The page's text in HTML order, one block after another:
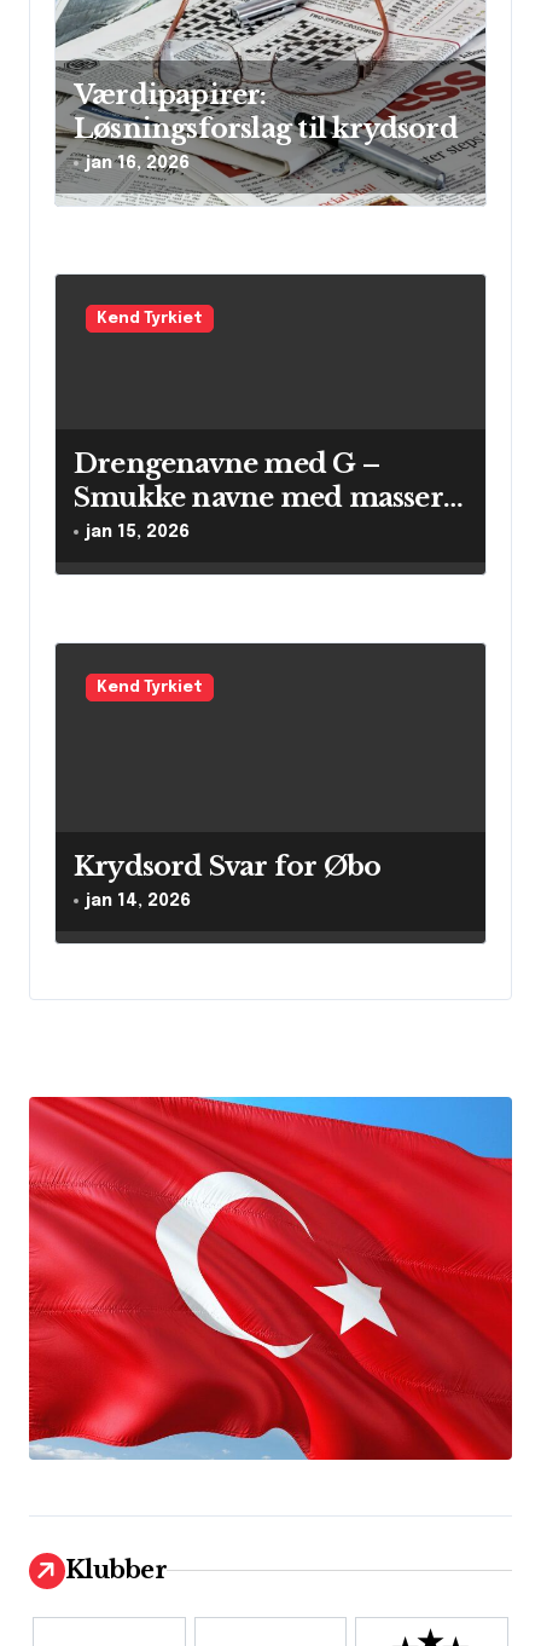
o
n
Værdipapirer:
Løsningsforslag til krydsord
jan 16, 2026
Kend Tyrkiet
Drengenavne med G –
Smukke navne med masser
af betydning
jan 15, 2026
Kend Tyrkiet
Krydsord Svar for Øbo
jan 14, 2026
Klubber